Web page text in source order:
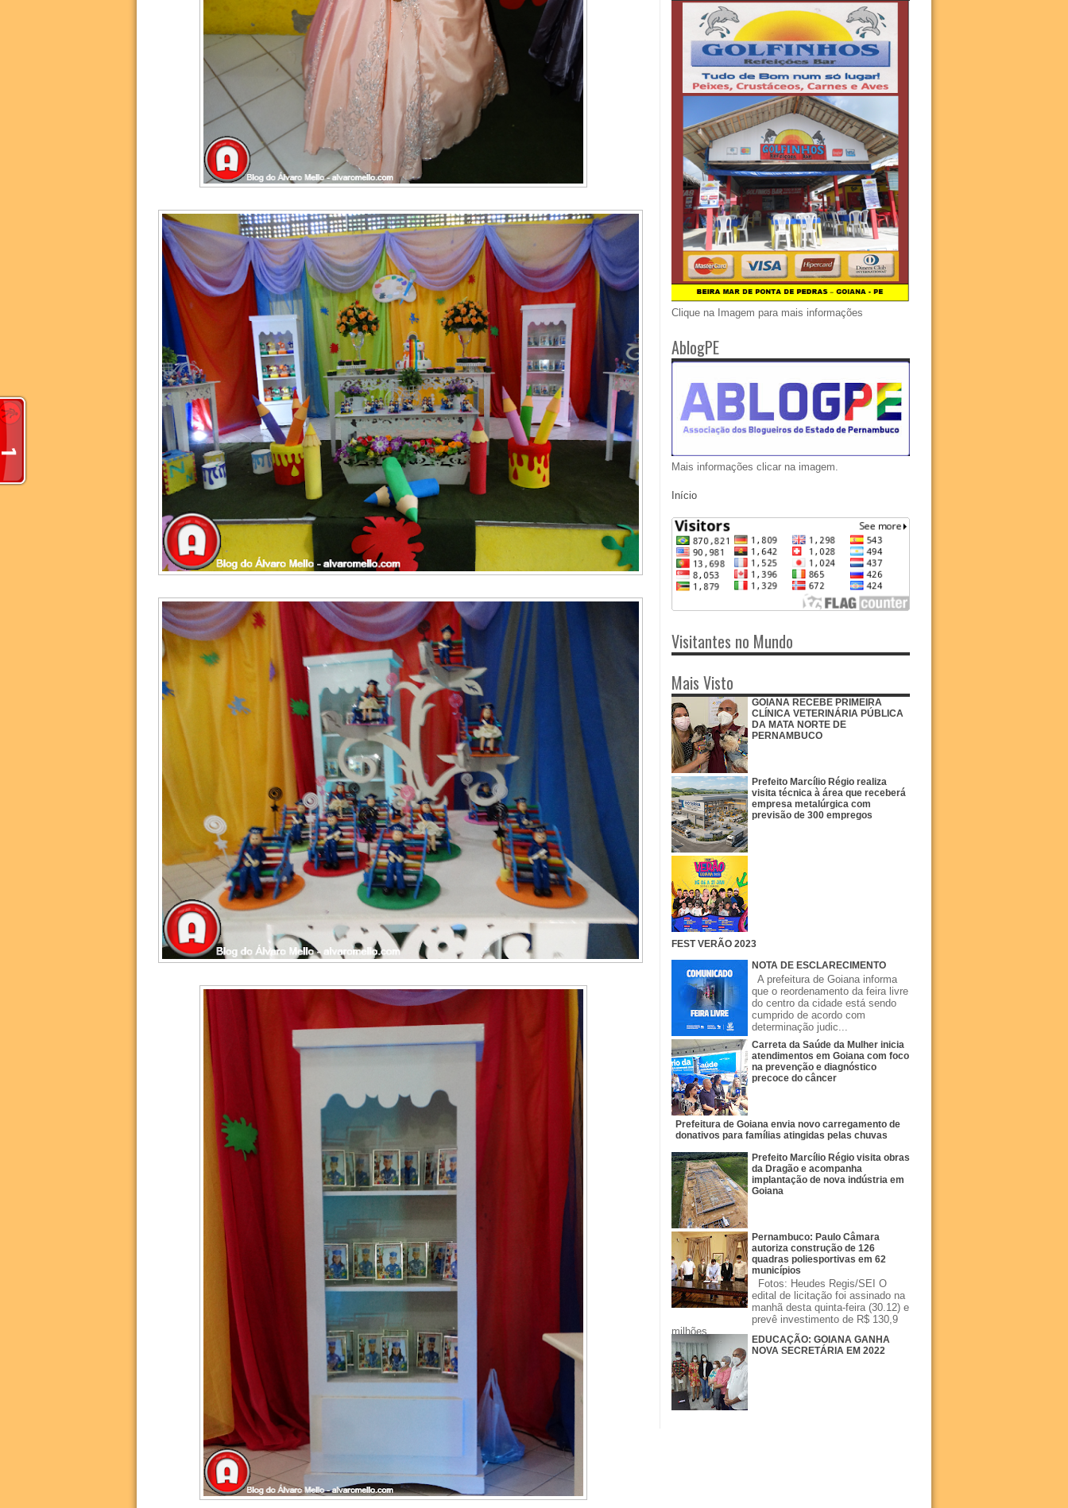
Clique na Imagem para mais informações
AblogPE
Mais informações clicar na imagem.
Início
Visitantes no Mundo
Mais Visto
GOIANA RECEBE PRIMEIRA
CLÍNICA VETERINÁRIA PÚBLICA
DA MATA NORTE DE
PERNAMBUCO
Prefeito Marcílio Régio realiza
visita técnica à área que receberá
empresa metalúrgica com
previsão de 300 empregos
FEST VERÃO 2023
NOTA DE ESCLARECIMENTO
A prefeitura de Goiana informa
que o reordenamento da feira livre
do centro da cidade está sendo
cumprido de acordo com
determinação judic...
Carreta da Saúde da Mulher inicia
atendimentos em Goiana com foco
na prevenção e diagnóstico
precoce do câncer
Prefeitura de Goiana envia novo carregamento de
donativos para famílias atingidas pelas chuvas
Prefeito Marcílio Régio visita obras
da Dragão e acompanha
implantação de nova indústria em
Goiana
Pernambuco: Paulo Câmara
autoriza construção de 126
quadras poliesportivas em 62
municípios
Fotos: Heudes Regis/SEI O
edital de licitação foi assinado na
manhã desta quinta-feira (30.12) e
prevê investimento de R$ 130,9
milhões.
EDUCAÇÃO: GOIANA GANHA
NOVA SECRETÁRIA EM 2022